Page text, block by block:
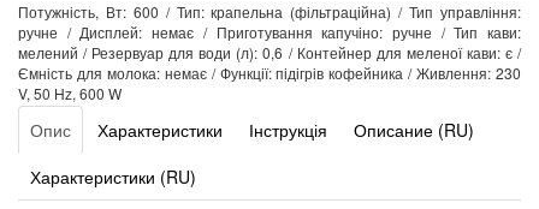
Потужність, Вт: 600 / Тип: крапельна (фільтраційна) / Тип управління:
ручне / Дисплей: немає / Приготування капучіно: ручне / Тип кави:
мелений / Резервуар для води (л): 0,6 / Контейнер для меленої кави: є /
Ємність для молока: немає / Функції: підігрів кофейника / Живлення: 230
V, 50 Hz, 600 W
Опис Характеристики Інструкція
Описание (RU)
Характеристики (RU)